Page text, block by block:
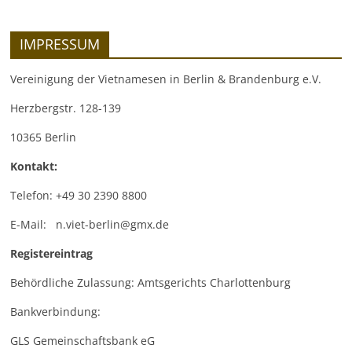
IMPRESSUM
Vereinigung der Vietnamesen in Berlin & Brandenburg e.V.
Herzbergstr. 128-139
10365 Berlin
Kontakt:
Telefon: +49 30 2390 8800
E-Mail: n.viet-berlin@gmx.de
Registereintrag
Behördliche Zulassung: Amtsgerichts Charlottenburg
Bankverbindung:
GLS Gemeinschaftsbank eG